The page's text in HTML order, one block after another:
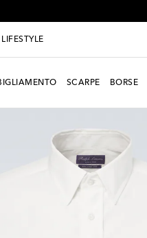
LIFESTYLE
SCARPE BORSE